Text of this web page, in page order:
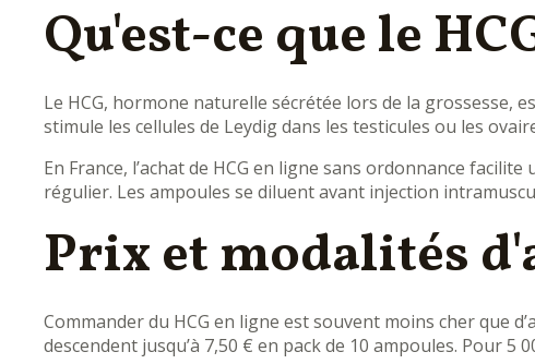
Qu'est-ce que le
Le HCG, hormone naturelle sécrétée lors de la grossesse,
stimule les cellules de Leydig dans les testicules ou les
En France, l’achat de HCG en ligne sans ordonnance
régulier. Les ampoules se diluent avant injection
Prix et modalités
Commander du HCG en ligne est souvent moins cher que
descendent jusqu’à 7,50 € en pack de 10 ampoules. Pour 5